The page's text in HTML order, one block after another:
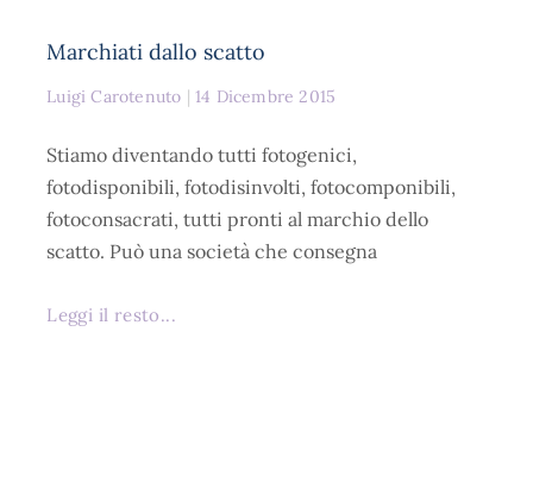
Marchiati dallo scatto
Luigi Carotenuto 14 Dicembre 2015
Stiamo diventando tutti fotogenici,
fotodisponibili, fotodisinvolti, fotocomponibili,
fotoconsacrati, tutti pronti al marchio dello
scatto. Può una società che consegna
Leggi il resto...